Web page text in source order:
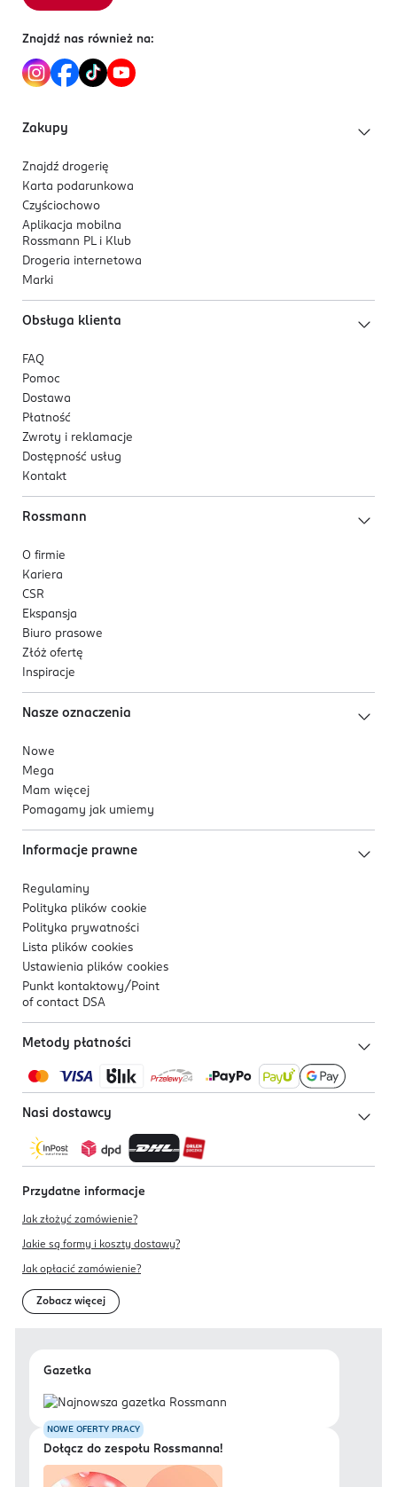
Znajdź nas również na:
Zakupy
Znajdź drogerię
Karta podarunkowa
Czyściochowo
Aplikacja mobilna
Rossmann PL i Klub
Drogeria internetowa
Marki
Obsługa klienta
FAQ
Pomoc
Dostawa
Płatność
Zwroty i reklamacje
Dostępność usług
Kontakt
Rossmann
O firmie
Kariera
CSR
Ekspansja
Biuro prasowe
Złóż ofertę
Inspiracje
Nasze oznaczenia
Nowe
Mega
Mam więcej
Pomagamy jak umiemy
Informacje prawne
Regulaminy
Polityka plików cookie
Polityka prywatności
Lista plików cookies
Ustawienia plików cookies
Punkt kontaktowy/ Point
of contact DSA
Metody płatności
Nasi dostawcy
Przydatne informacje
Jak złożyć zamówienie?
Jakie są formy i koszty dostawy?
Jak opłacić zamówienie?
Zobacz więcej
Gazetka
NOWE OFERTY PRACY
Dołącz do zespołu Rossmanna!